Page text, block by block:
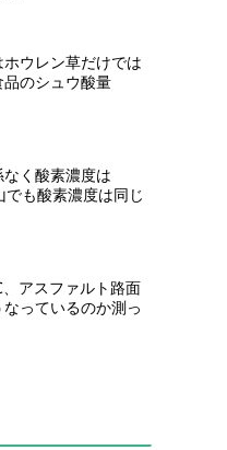
ホウレン草だけでは
品のシュウ酸量
く酸素濃度は
でも酸素濃度は同じ
アスファルト路面
っているのか測っ